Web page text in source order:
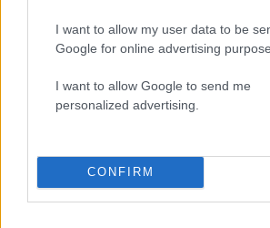
I want to allow my user data to be
Google for online advertising
I want to allow Google to send me
personalized advertising.
CONFIRM
20:17 14.02.25
Ξεχειλίζει από «αγάπη» η ευχή